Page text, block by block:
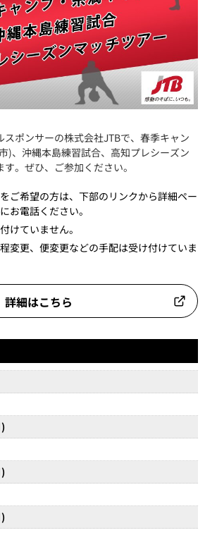
スポンサーの株式会社JTBで、春季キャン
)、沖縄本島練習試合、高知プレシーズン
。ぜひ、ご参加ください。
ご希望の方は、下部のリンクから詳細ペー
お電話ください。
けていません。
変更、便変更などの手配は受け付けていま
詳細はこちら